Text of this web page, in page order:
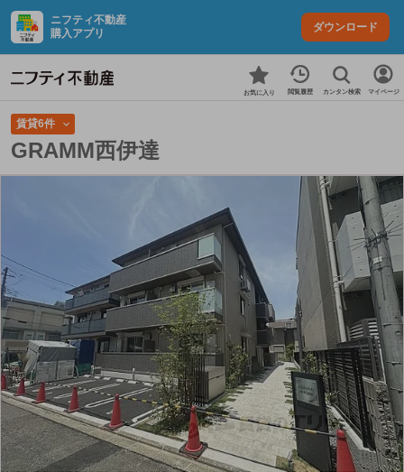
ニフティ不動産
購入アプリ
ダウンロード
お気に入り 閲覧履歴 カンタン検索 マイページ
賃貸6件
GRAMM西伊達